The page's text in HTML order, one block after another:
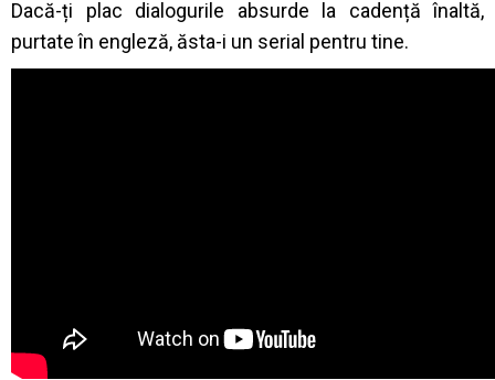
Dacă-ți plac dialogurile absurde la cadență înaltă,
purtate în engleză, ăsta-i un serial pentru tine.